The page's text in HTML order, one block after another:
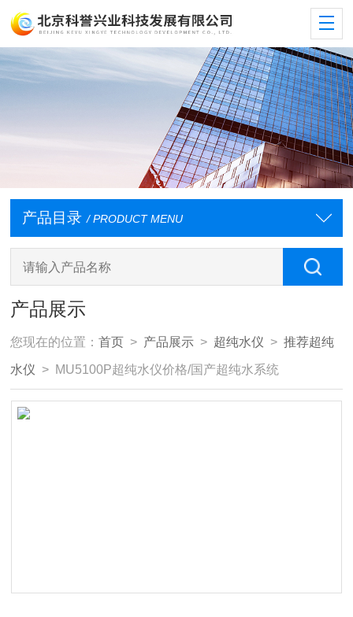
产品目录 / PRODUCT MENU
产品展示
您现在的位置：首页 > 产品展示 > 超纯水仪 >推荐超纯
水仪 > MU5100P超纯水仪价格/国产超纯水系统